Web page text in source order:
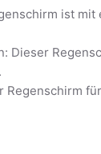
ist
Dieser
Regenschirm